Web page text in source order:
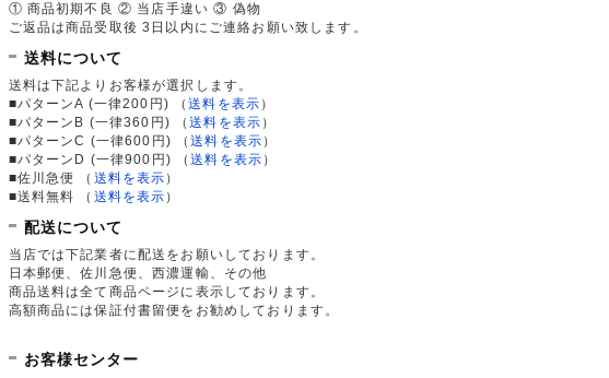
① 商品初期不良 ② 当店手違い ③ 偽物
ご返品は商品受取後 3日以内にご連絡お願い致します。
送料について
送料は下記よりお客様が選択します。
■パターンA (一律200円)
（送料を表示 ）
■パターンB (一律360円)
（送料を表示 ）
■パターンC (一律600円)
（送料を表示 ）
■パターンD (一律900円)
（送料を表示 ）
■佐川急便
（ 送料を表示 ）
■送料無料
（ 送料を表示 ）
配送について
当店では下記業者に配送をお願いしております。
日本郵便、佐川急便、西濃運輸、その他
商品送料は全て商品ページに表示しております。
高額商品には保証付書留便をお勧めしております。
お客様センター